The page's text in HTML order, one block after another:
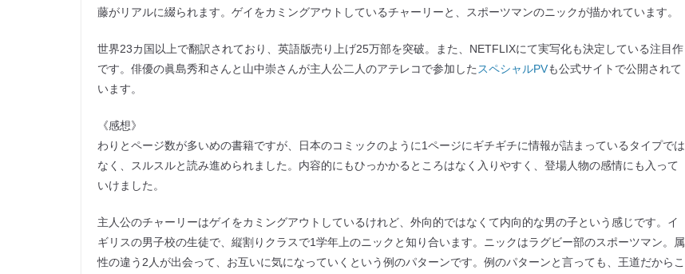
藤がリアルに綴られます。ゲイをカミングアウトしているチャーリーと、スポーツマンのニックが描かれています。
世界23カ国以上で翻訳されており、英語版売り上げ25万部を突破。また、NETFLIXにて実写化も決定している注目作
です。俳優の眞島秀和さんと山中崇さんが主人公二人のアテレコで参加した スペシャルPVも公式サイトで公開されて
います。
《感想》
わりとページ数が多いめの書籍ですが、日本のコミックのように1ページにギチギチに情報が詰まっているタイプでは
なく、スルスルと読み進められました。内容的にもひっかかるところはなく入りやすく、登場人物の感情にも入って
いけました。
主人公のチャーリーはゲイをカミングアウトしているけれど、外向的ではなくて内向的な男の子という感じです。イ
ギリスの男子校の生徒で、縦割りクラスで1学年上のニックと知り合います。ニックはラグビー部のスポーツマン。属
性の違う2人が出会って、お互いに気になっていくという例のパターンです。例のパターンと言っても、王道だからこ